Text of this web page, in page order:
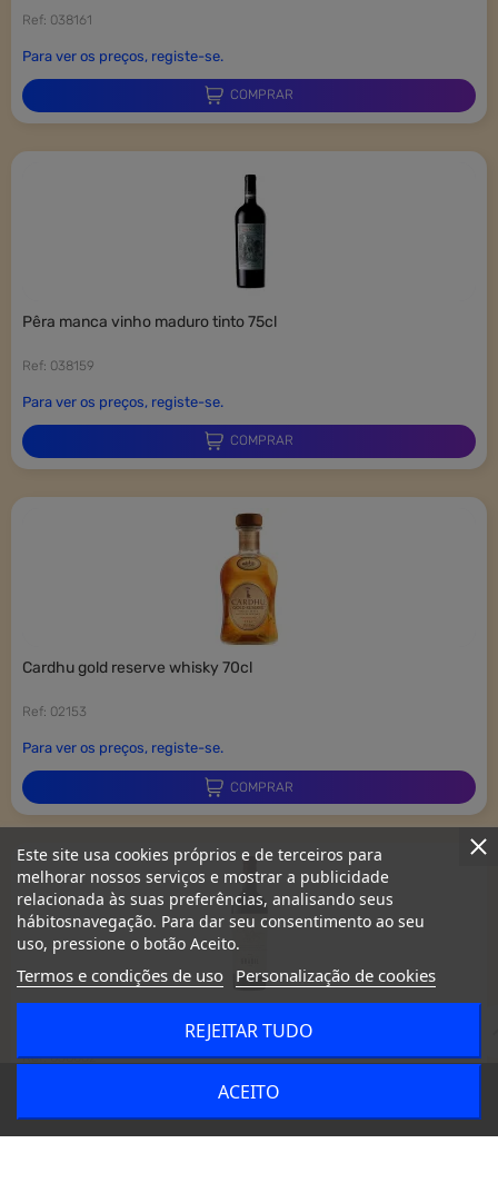
Ref: 038161
Para ver os preços, registe-se.
COMPRAR
pêra manca vinho maduro tinto 75cl
Ref: 038159
Para ver os preços, registe-se.
COMPRAR
cardhu gold reserve whisky 70cl
Ref: 02153
Para ver os preços, registe-se.
COMPRAR
Ref: 038062
Para ver os preços, registe-se.
Este site usa cookies próprios e de terceiros para
melhorar nossos serviços e mostrar a publicidade
relacionada às suas preferências, analisando seus
hábitosnavegação. Para dar seu consentimento ao seu
uso, pressione o botão Aceito.
Termos e condições de uso Personalização de cookies
REJEITAR TUDO
ACEITO